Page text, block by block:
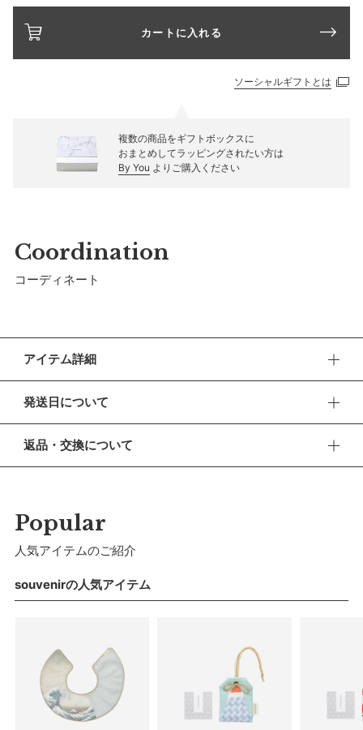
カートに入れる
ソーシャルギフトとは
複数の商品をギフトボックスに
おまとめしてラッピングされたい方は
By You よりご購入ください
Coordination
コーディネート
アイテム詳細
アートで表現したスタイ。水の中の生き物たちが生き生きと踊
す。左サイドにはKUNIYOSHIの文字を散らしたグラフィカル
なデザインに。
歌川国芳の絵画シリーズ「金魚づくし」より「玉や玉や」をデ
姿はまるで公園でお友だちと遊ぶ子どものよう。紅色と水色の
重なり合いが豊かな印象をもたらします。
【おすすめ】
発送日について
休業期間 2026年8月13日(木) 〜 16日(日)
おります。
【お問い合わせ・発送の再開について】
休業中にいただいたお問い合わせやご注文につきましては、翌
営業日より順次対応させていただきます。
※ 夏季休業のご案内
■ 出荷について
午前9時までのご注文は、【営業日から当日】の発送となりま
返品・交換について
ずご連絡ください。
■ お客様都合による返品・交換
ります。
弊社で負担いたします。
■ ご注意
・初期不良、商品間違いなどによる返品の場合でも、長期経過
している場合お断りさせていただきます。
Popular
人気アイテムのご紹介
souvenirの人気アイテム